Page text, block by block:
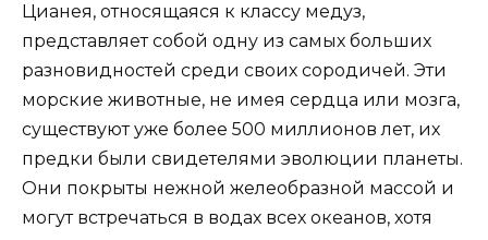
Цианея, относящаяся к классу медуз,
представляет собой одну из самых больших
разновидностей среди своих сородичей. Эти
морские животные, не имея сердца или мозга,
существуют уже более 500 миллионов лет, их
предки были свидетелями эволюции планеты.
Они покрыты нежной желеобразной массой и
могут встречаться в водах всех океанов, хотя